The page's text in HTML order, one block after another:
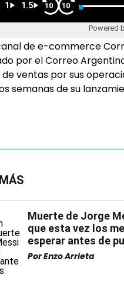
1 1.5 10 10
Powered
de e-commerce
por el Correo
ventas por sus
semanas de su
Muerte de Jorge
que esta vez los
esperar antes de
PorEnzo Arrieta